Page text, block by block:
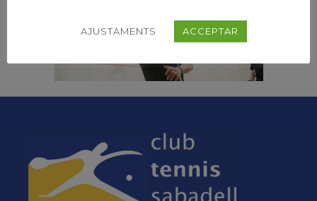
AJUSTAMENTS ACCEPTAR